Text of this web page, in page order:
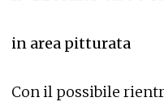
in area pitturata
Con il possibile